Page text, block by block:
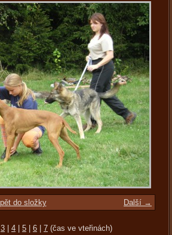
Další →
do složky
3 4 5 6 7 (čas ve vteřinách)